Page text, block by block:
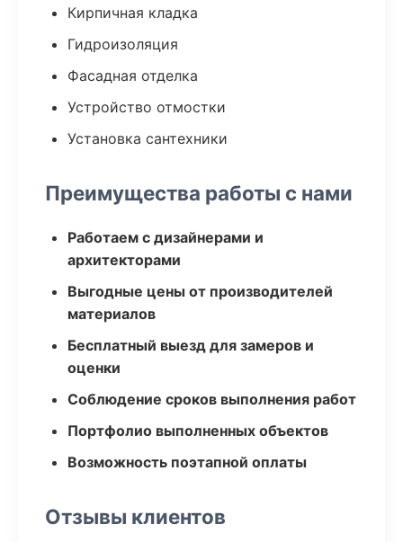
Кирпичная кладка
Гидроизоляция
Фасадная отделка
Устройство отмостки
Установка сантехники
Преимущества работы с нами
Работаем с дизайнерами и
архитекторами
Выгодные цены от производителей
материалов
Бесплатный выезд для замеров и
оценки
Соблюдение сроков выполнения работ
Портфолио выполненных объектов
Возможность поэтапной оплаты
Отзывы клиентов